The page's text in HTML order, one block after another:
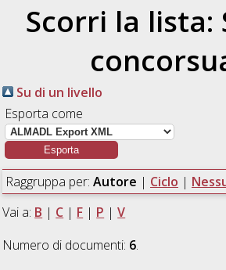
Scorri la lista:
Su di un livello
Esporta come
Raggruppa per: Autore | Ciclo |
Vai a: B | C | F | P |V
Numero di documenti: 6.